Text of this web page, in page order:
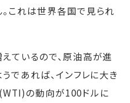
これは世界各国で見られ
ているので、原油高が進
であれば、インフレに大き
の動向が100ドルに